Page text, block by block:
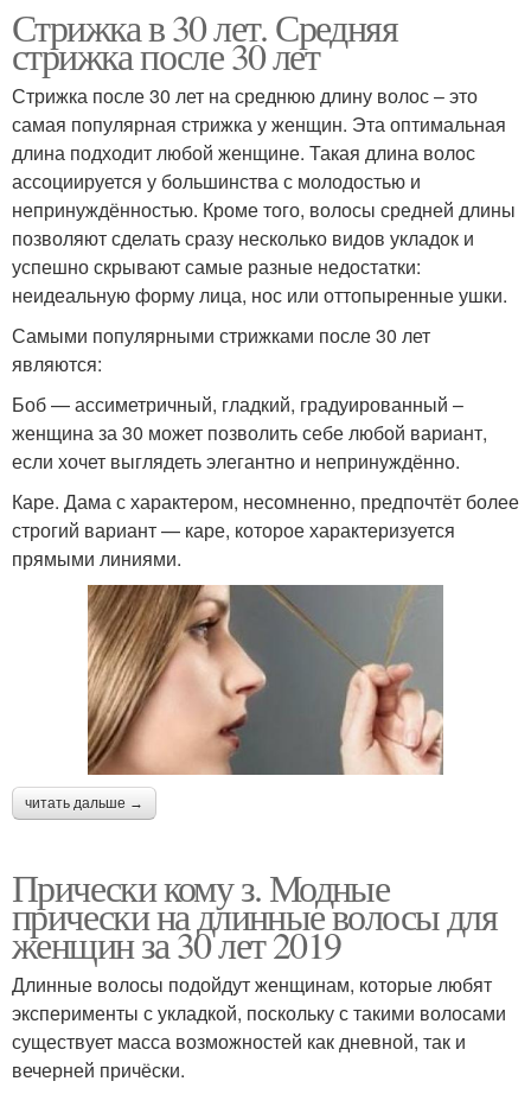
Стрижка в 30 лет. Средняя
стрижка после 30 лет
Стрижка после 30 лет на среднюю длину волос – это
самая популярная стрижка у женщин. Эта оптимальная
длина подходит любой женщине. Такая длина волос
ассоциируется у большинства с молодостью и
непринуждённостью. Кроме того, волосы средней длины
позволяют сделать сразу несколько видов укладок и
успешно скрывают самые разные недостатки:
неидеальную форму лица, нос или оттопыренные ушки.
Самыми популярными стрижками после 30 лет
являются:
Боб — ассиметричный, гладкий, градуированный –
женщина за 30 может позволить себе любой вариант,
если хочет выглядеть элегантно и непринуждённо.
Каре. Дама с характером, несомненно, предпочтёт более
строгий вариант — каре, которое характеризуется
прямыми линиями.
читать дальше →
Прически кому з. Модные
прически на длинные волосы для
женщин за 30 лет 2019
Длинные волосы подойдут женщинам, которые любят
эксперименты с укладкой, поскольку с такими волосами
существует масса возможностей как дневной, так и
вечерней причёски.